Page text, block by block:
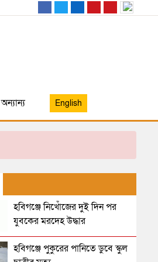
অন্যান্য English
হবিগঞ্জে নিখোঁজের দুই দিন পর
যুবকের মরদেহ উদ্ধার
হবিগঞ্জে পুকুরের পানিতে ডুবে স্কুল